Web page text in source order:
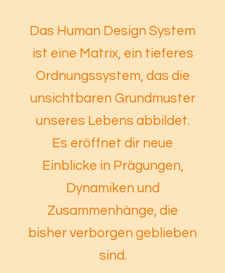
Das Human Design System
ist eine Matrix, ein tieferes
Ordnungssystem, das die
unsichtbaren Grundmuster
unseres Lebens abbildet.
Es eröffnet dir neue
Einblicke in Prägungen,
Dynamiken und
Zusammenhänge, die
bisher verborgen geblieben
sind.